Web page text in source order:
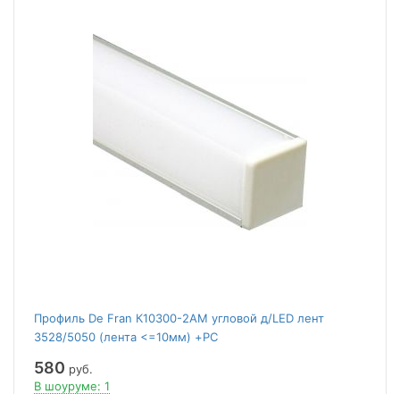
Профиль De Fran К10300-2AM угловой д/LED лент
3528/5050 (лента <=10мм) +PС
580 руб.
В шоуруме: 1